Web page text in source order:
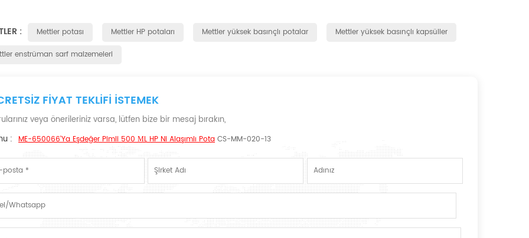
: Mettler potası Mettler HP potaları Mettler yüksek basınçlı potalar
Mettler yüksek basınçlı kapsüller
enstrüman sarf malzemeleri
FIYAT TEKLIFI ISTEMEK
veya önerileriniz varsa, lütfen bize bir mesaj bırakın,
: ME-650066'ya Eşdeğer Pimli 500 ΜL HP Ni Alaşımlı Pota CS-MM-020-13